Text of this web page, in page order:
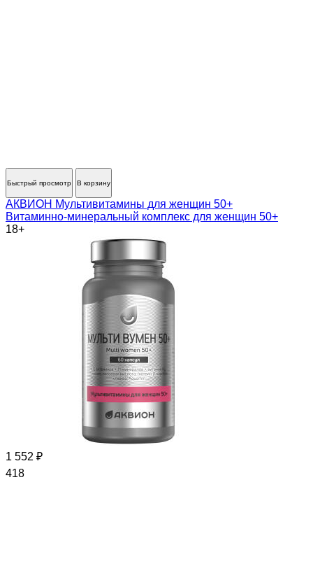
Быстрый просмотр В корзину
АКВИОН Мультивитамины для женщин 50+
Витаминно-минеральный комплекс для женщин 50+
18+
1 552 ₽
418